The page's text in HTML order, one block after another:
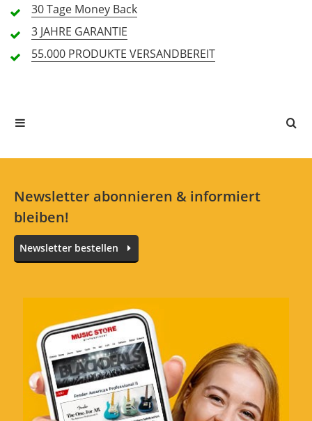
Alle Sprachen
In deiner Sprache gibt es noch keine Textbewertungen.
30 Tage Money Back
3 JAHRE GARANTIE
55.000 PRODUKTE VERSANDBEREIT
Newsletter abonnieren & informiert
bleiben!
Newsletter bestellen